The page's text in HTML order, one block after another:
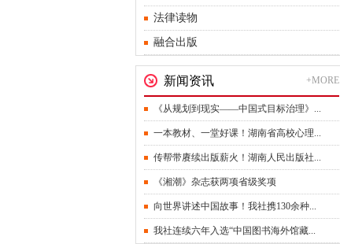
法律读物
融合出版
新闻资讯 +MORE
《从规划到现实——中国式目标治理》...
一本教材、一堂好课！湖南省高校心理...
传帮带赓续出版薪火！湖南人民出版社...
《湘潮》杂志获两项省级奖项
向世界讲述中国故事！我社携130余种...
我社连续六年入选“中国图书海外馆藏...